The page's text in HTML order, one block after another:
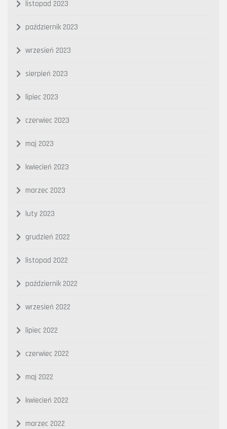
listopad 2023
październik 2023
wrzesień 2023
sierpień 2023
lipiec 2023
czerwiec 2023
maj 2023
kwiecień 2023
marzec 2023
luty 2023
grudzień 2022
listopad 2022
październik 2022
wrzesień 2022
lipiec 2022
czerwiec 2022
maj 2022
kwiecień 2022
marzec 2022